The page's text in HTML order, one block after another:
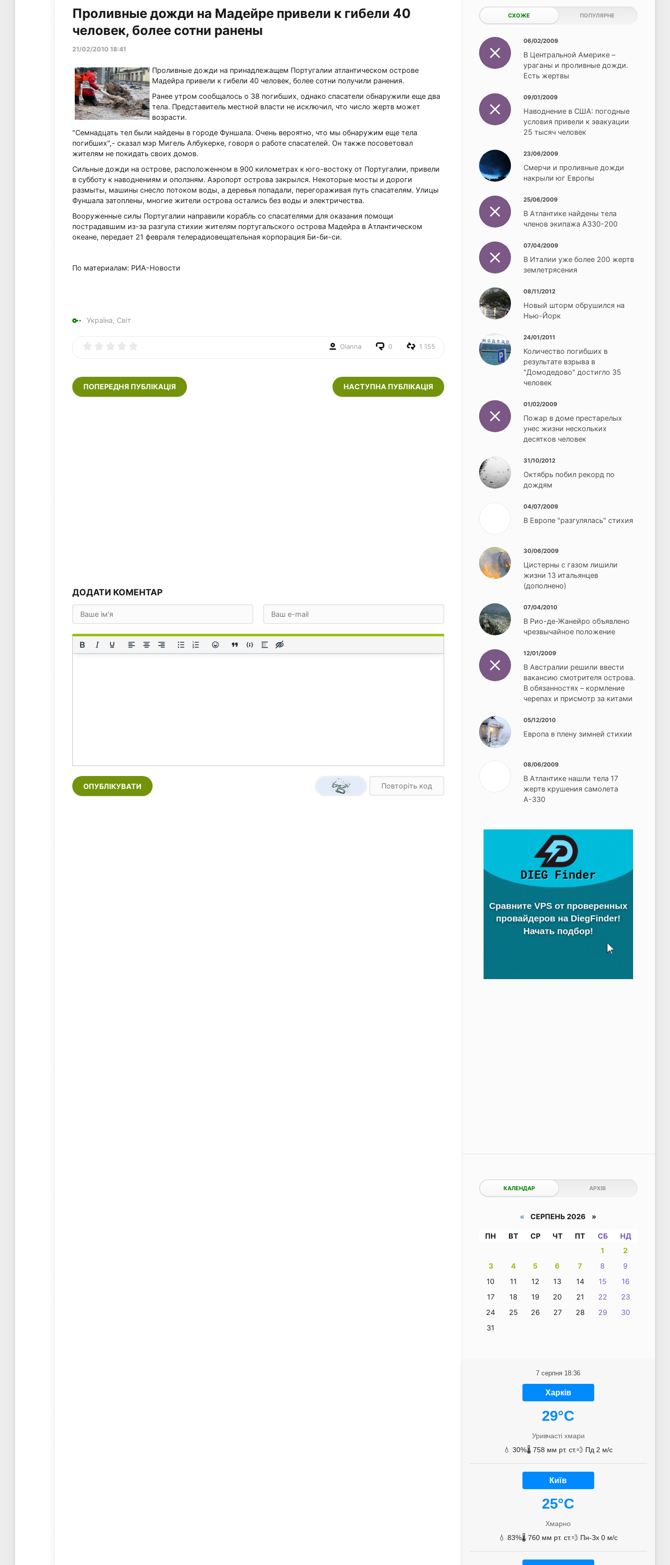
Проливные дожди на Мадейре привели к гибели 40
человек, более сотни ранены
21/02/2010 18:41
Проливные дожди на принадлежащем Португалии атлантическом острове
Мадейра привели к гибели 40 человек, более сотни получили ранения.
Ранее утром сообщалось о 38 погибших, однако спасатели обнаружили еще два
тела. Представитель местной власти не исключил, что число жертв может
возрасти.
"Семнадцать тел были найдены в городе Фуншала. Очень вероятно, что мы обнаружим еще тела
погибших",- сказал мэр Мигель Албукерке, говоря о работе спасателей. Он также посоветовал
жителям не покидать своих домов.
Сильные дожди на острове, расположенном в 900 километрах к юго-востоку от Португалии, привели
в субботу к наводнениям и оползням. Аэропорт острова закрылся. Некоторые мосты и дороги
размыты, машины снесло потоком воды, а деревья попадали, перегораживая путь спасателям. Улицы
Фуншала затоплены, многие жители острова остались без воды и электричества.
Вооруженные силы Португалии направили корабль со спасателями для оказания помощи
пострадавшим из-за разгула стихии жителям португальского острова Мадейра в Атлантическом
океане, передает 21 февраля телерадиовещательная корпорация Би-би-си.
По материалам: РИА-Новости
Україна, Світ
Olanna 0 1 155
ПОПЕРЕДНЯ ПУБЛІКАЦІЯ НАСТУПНА ПУБЛІКАЦІЯ
ДОДАТИ КОМЕНТАР
ОПУБЛІКУВАТИ
СХОЖЕ ПОПУЛЯРНЕ
06/02/2009
В Центральной Америке –
ураганы и проливные дожди.
Есть жертвы
09/01/2009
Наводнение в США: погодные
условия привели к эвакуации
25 тысяч человек
23/06/2009
Смерчи и проливные дожди
накрыли юг Европы
25/06/2009
В Атлантике найдены тела
членов экипажа A330-200
07/04/2009
В Италии уже более 200 жертв
землетрясения
08/11/2012
Новый шторм обрушился на
Нью-Йорк
24/01/2011
Количество погибших в
результате взрыва в
"Домодедово" достигло 35
человек
01/02/2009
Пожар в доме престарелых
унес жизни нескольких
десятков человек
31/10/2012
Октябрь побил рекорд по
дождям
04/07/2009
В Европе "разгулялась" стихия
30/06/2009
Цистерны с газом лишили
жизни 13 итальянцев
(дополнено)
07/04/2010
В Рио-де-Жанейро объявлено
чрезвычайное положение
12/01/2009
В Австралии решили ввести
вакансию смотрителя острова.
В обязанностях – кормление
черепах и присмотр за китами
05/12/2010
Европа в плену зимней стихии
08/06/2009
В Атлантике нашли тела 17
жертв крушения самолета
А-330
КАЛЕНДАР АРХІВ
« СЕРПЕНЬ 2026 »
ПН ВТ СР ЧТ ПТ СБ
НД
1
2
3
4 5 6 7 8
9
10
11 12 13 14 15
16
17
18 19 20 21 22
23
24
25 26 27 28 29
30
31
7 серпня 18:36
Харків
29°C
Уривчасті хмари
💧 30%🌡️ 758 мм рт. ст.💨 Пд 2 м/с
Київ
25°C
Хмарно
💧 83%🌡️ 760 мм рт. ст.💨 Пн-Зх 0 м/с